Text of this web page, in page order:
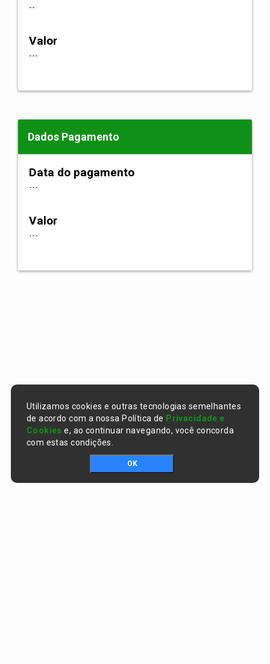
--
Valor
---
Dados Pagamento
Data do pagamento
---
Valor
---
Utilizamos cookies e outras tecnologias semelhantes
de acordo com a nossa Política de Privacidade e
Cookies e, ao continuar navegando, você concorda
com estas condições.
OK